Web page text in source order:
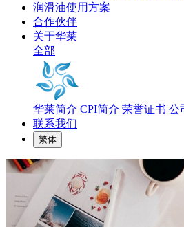
润滑油使用方案
合作伙伴
关于华莱
全部
华莱简介 CPI简介 荣誉证书 公
联系我们
繁体